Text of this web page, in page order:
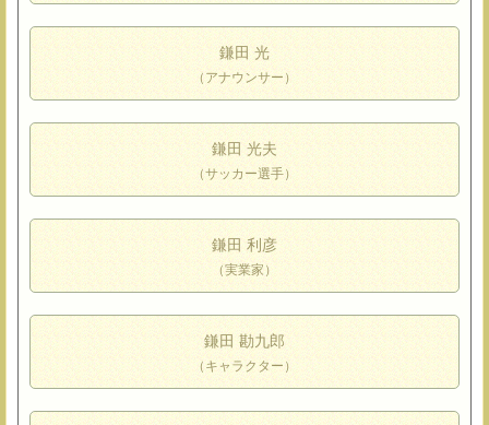
鎌田 光
（アナウンサー）
鎌田 光夫
（サッカー選手）
鎌田 利彦
（実業家）
鎌田 勘九郎
（キャラクター）